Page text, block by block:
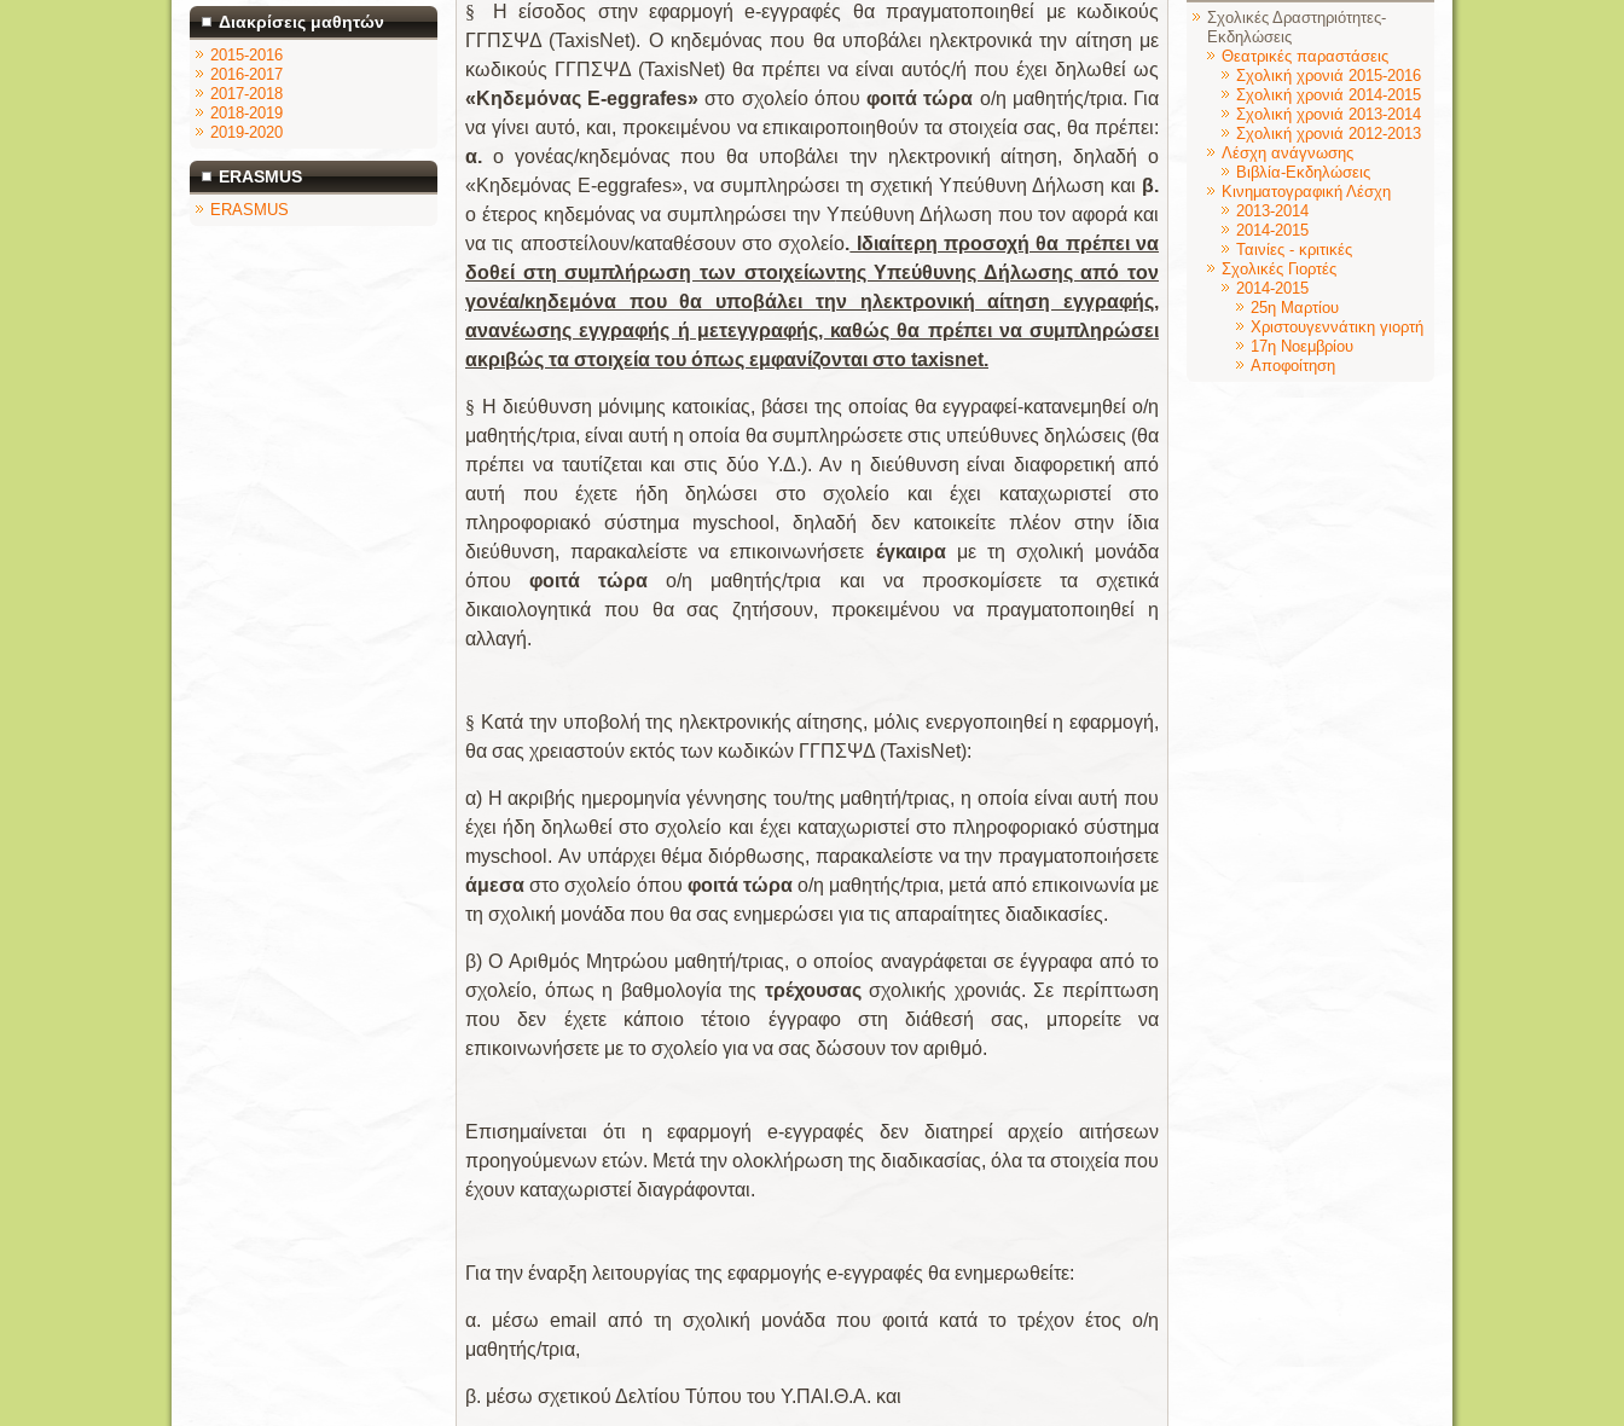
Διακρίσεις μαθητών
2015-2016
2016-2017
2017-2018
2018-2019
2019-2020
ERASMUS
ERASMUS
§
Η είσοδος στην εφαρμογή e-εγγραφές θα πραγματοποιηθεί με κωδικούς
ΓΓΠΣΨΔ (TaxisNet). Ο κηδεμόνας που θα υποβάλει ηλεκτρονικά την αίτηση με
κωδικούς ΓΓΠΣΨΔ (TaxisNet) θα πρέπει να είναι αυτός/ή που έχει δηλωθεί ως
«Κηδεμόνας E-eggrafes» στο σχολείο όπουφοιτά τώρα ο/η μαθητής/τρια. Για
να γίνει αυτό, και, προκειμένου να επικαιροποιηθούν τα στοιχεία σας, θα πρέπει:
α. ο γονέας/κηδεμόνας που θα υποβάλει την ηλεκτρονική αίτηση, δηλαδή ο
«Κηδεμόνας E-eggrafes», να συμπληρώσει τη σχετική Υπεύθυνη Δήλωση και β.
ο έτερος κηδεμόνας να συμπληρώσει την Υπεύθυνη Δήλωση που τον αφορά και
να τις αποστείλουν/καταθέσουν στο σχολείο. Ιδιαίτερη προσοχή θα πρέπει να
δοθεί στη συμπλήρωση των στοιχείωντης Υπεύθυνης Δήλωσης από τον
γονέα/κηδεμόνα που θα υποβάλει την ηλεκτρονική αίτηση εγγραφής,
ανανέωσης εγγραφής ή μετεγγραφής, καθώς θα πρέπει να συμπληρώσει
ακριβώς τα στοιχεία του όπως εμφανίζονται στο taxisnet.
§ Η διεύθυνση μόνιμης κατοικίας, βάσει της οποίας θα εγγραφεί-κατανεμηθεί ο/η
μαθητής/τρια, είναι αυτή η οποία θα συμπληρώσετε στις υπεύθυνες δηλώσεις (θα
πρέπει να ταυτίζεται και στις δύο Υ.Δ.). Αν η διεύθυνση είναι διαφορετική από
αυτή που έχετε ήδη δηλώσει στο σχολείο και έχει καταχωριστεί στο
πληροφοριακό σύστημα myschool, δηλαδή δεν κατοικείτε πλέον στην ίδια
διεύθυνση, παρακαλείστε να επικοινωνήσετε έγκαιραμε τη σχολική μονάδα
όπουφοιτά τώραο/η μαθητής/τρια και να προσκομίσετε τα σχετικά
δικαιολογητικά που θα σας ζητήσουν, προκειμένου να πραγματοποιηθεί η
αλλαγή.
§ Κατά την υποβολή της ηλεκτρονικής αίτησης, μόλις ενεργοποιηθεί η εφαρμογή,
θα σας χρειαστούν εκτός των κωδικών ΓΓΠΣΨΔ (TaxisNet):
α) Η ακριβής ημερομηνία γέννησης του/της μαθητή/τριας, η οποία είναι αυτή που
έχει ήδη δηλωθεί στο σχολείο και έχει καταχωριστεί στο πληροφοριακό σύστημα
myschool. Αν υπάρχει θέμα διόρθωσης, παρακαλείστε να την πραγματοποιήσετε
άμεσα στο σχολείο όπου φοιτά τώραο/η μαθητής/τρια, μετά από επικοινωνία με
τη σχολική μονάδα που θα σας ενημερώσει για τις απαραίτητες διαδικασίες.
β) Ο Αριθμός Μητρώου μαθητή/τριας, ο οποίος αναγράφεται σε έγγραφα από το
σχολείο, όπως η βαθμολογία της τρέχουσαςσχολικής χρονιάς. Σε περίπτωση
που δεν έχετε κάποιο τέτοιο έγγραφο στη διάθεσή σας, μπορείτε να
επικοινωνήσετε με το σχολείο για να σας δώσουν τον αριθμό.
Επισημαίνεται ότι η εφαρμογή e-εγγραφές δεν διατηρεί αρχείο αιτήσεων
προηγούμενων ετών. Μετά την ολοκλήρωση της διαδικασίας, όλα τα στοιχεία που
έχουν καταχωριστεί διαγράφονται.
Για την έναρξη λειτουργίας της εφαρμογής e-εγγραφές θα ενημερωθείτε:
α. μέσω email από τη σχολική μονάδα που φοιτά κατά το τρέχον έτος ο/η
μαθητής/τρια,
β. μέσω σχετικού Δελτίου Τύπου του Υ.ΠΑΙ.Θ.Α. και
Σχολικές Δραστηριότητες-
Εκδηλώσεις
Θεατρικές παραστάσεις
Σχολική χρονιά 2015-2016
Σχολική χρονιά 2014-2015
Σχολική χρονιά 2013-2014
Σχολική χρονιά 2012-2013
Λέσχη ανάγνωσης
Βιβλία-Εκδηλώσεις
Κινηματογραφική Λέσχη
2013-2014
2014-2015
Ταινίες - κριτικές
Σχολικές Γιορτές
2014-2015
25η Μαρτίου
Χριστουγεννάτικη γιορτή
17η Νοεμβρίου
Αποφοίτηση